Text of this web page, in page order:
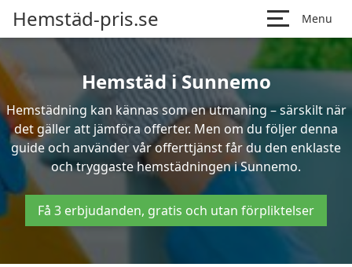
Hemstäd-pris.se Menu
Hemstäd i Sunnemo
Hemstädning kan kännas som en utmaning – särskilt när
det gäller att jämföra offerter. Men om du följer denna
guide och använder vår offerttjänst får du den enklaste
och tryggaste hemstädningen i Sunnemo.
Få 3 erbjudanden, gratis och utan förpliktelser